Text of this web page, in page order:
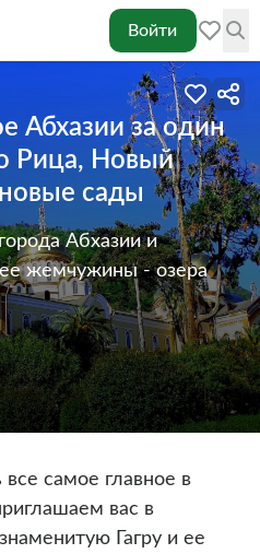
Войти
Абхазии за один
Рица, Новый
сады
Абхазии и
ее жемчужины - озера
самое главное в
вас в
Гагру и ее